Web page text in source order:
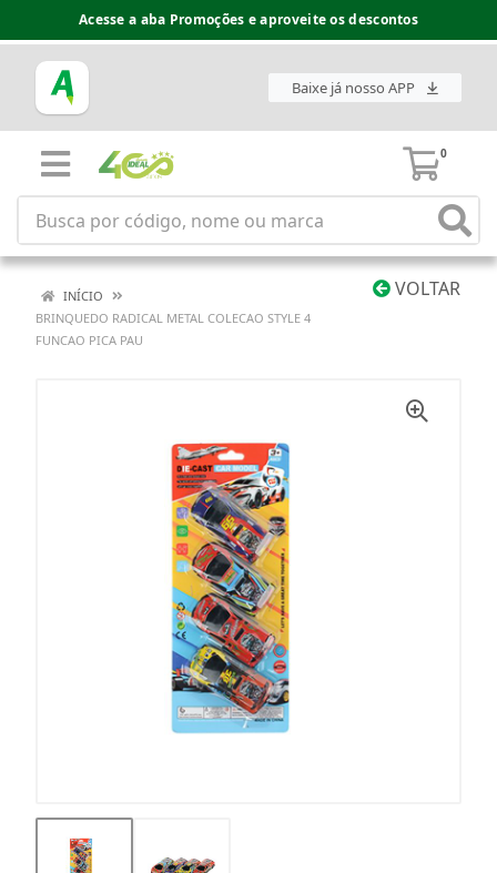
Acesse a aba Promoções e aproveite os descontos
Baixe já nosso APP
0
VOLTAR
INÍCIO
BRINQUEDO RADICAL METAL COLECAO STYLE 4
FUNCAO PICA PAU